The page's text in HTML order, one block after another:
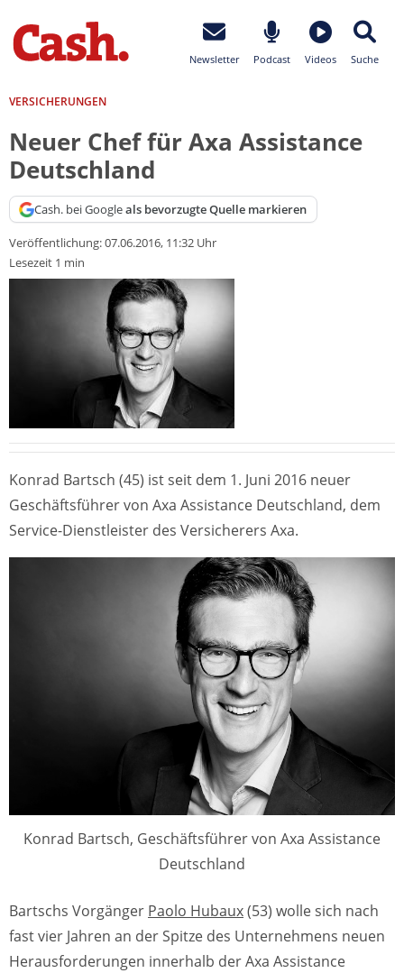
Newsletter Podcast Videos Suche
VERSICHERUNGEN
Neuer Chef für Axa Assistance
Deutschland
Cash. bei Googleals bevorzugte Quelle markieren
Veröffentlichung:07.06.2016, 11:32 Uhr
Lesezeit 1 min
Konrad Bartsch (45) ist seit dem 1. Juni 2016 neuer
Geschäftsführer von Axa Assistance Deutschland, dem
Service-Dienstleister des Versicherers Axa.
Konrad Bartsch, Geschäftsführer von Axa Assistance
Deutschland
Bartschs Vorgänger Paolo Hubaux(53) wolle sich nach
fast vier Jahren an der Spitze des Unternehmens neuen
Herausforderungen innerhalb der Axa Assistance